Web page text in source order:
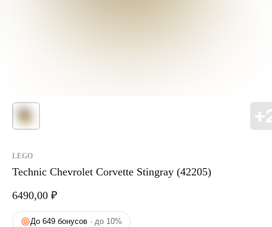
Technic Chevrolet Corvette Stingray (42205)
LEGO
6490,00 ₽
До 649 бонусов · до 10%